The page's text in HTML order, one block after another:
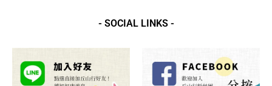
到
- SOCIAL LINKS -